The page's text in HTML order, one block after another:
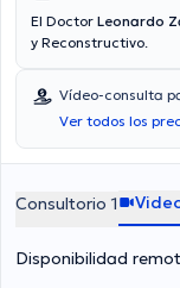
El Doctor Leonardo
y Reconstructivo.
Vídeo-consulta
Ver todos los
Consultorio 1
Disponibilidad